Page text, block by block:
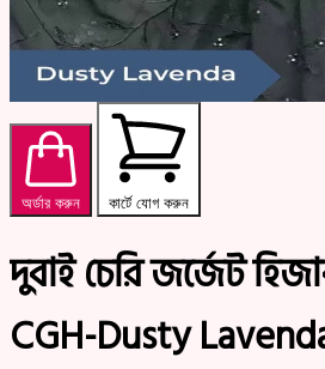
অর্ডার করুন কার্টে যোগ করুন
দুবাই চেরি জর্জেট
CGH-Dusty